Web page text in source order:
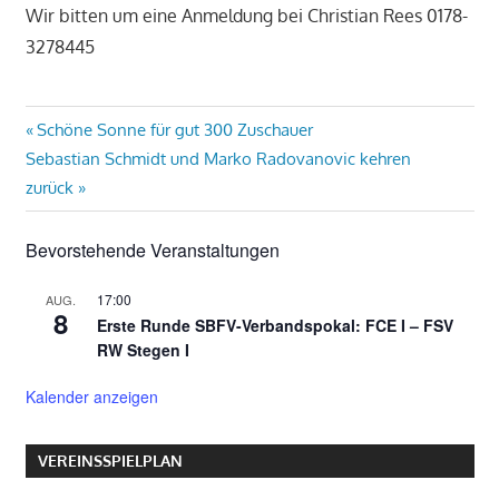
Wir bitten um eine Anmeldung bei Christian Rees 0178-
3278445
Beitragsnavigation
Vorheriger
Beitrag:
Schöne Sonne für gut 300 Zuschauer
Nächster
Beitrag:
Sebastian Schmidt und Marko Radovanovic kehren
zurück
Bevorstehende Veranstaltungen
AUG.
8
17:00
Erste Runde SBFV-Verbandspokal: FCE I – FSV
RW Stegen I
Kalender anzeigen
VEREINSSPIELPLAN